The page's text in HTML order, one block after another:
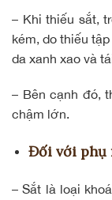
– Khi thiếu sắt,
kém, do thiếu
da xanh xao và
– Bên cạnh đó,
chậm lớn.
Đối với phụ
– Sắt là loại